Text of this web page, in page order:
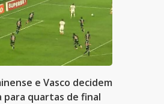
e Vasco decidem
para quartas de final